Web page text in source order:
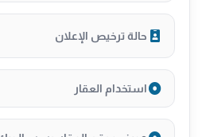
حالة ترخيص الإعلان
استخدام العقار